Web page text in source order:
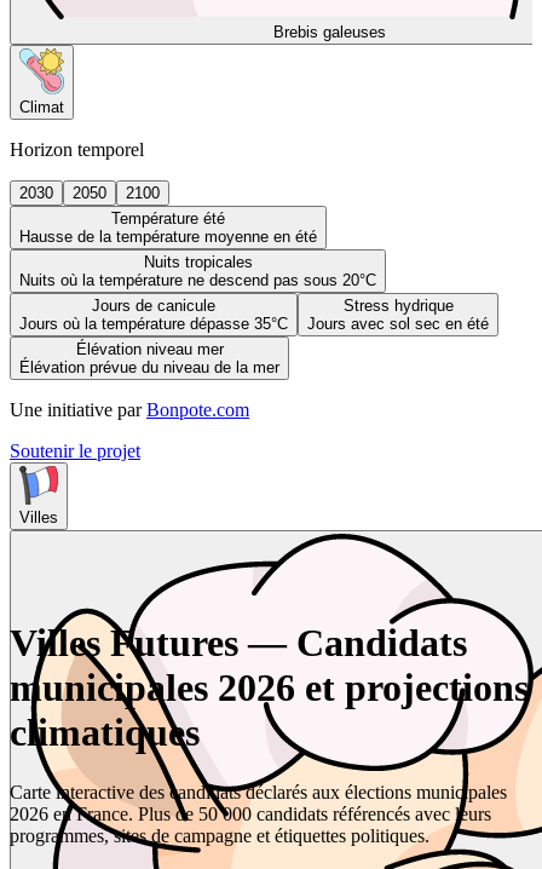
Brebis galeuses
Climat
Horizon temporel
2030 2050
2100
Température été
Hausse de la température moyenne en été
Nuits tropicales
Nuits où la température ne descend pas sous 20°C
Jours de canicule
Jours où la température dépasse 35°C
Stress hydrique
Jours avec sol sec en été
Élévation niveau mer
Élévation prévue du niveau de la mer
Une initiative par Bonpote.com
Soutenir le projet
Villes
Villes Futures — Candidats
municipales 2026 et projections
climatiques
Carte interactive des candidats déclarés aux élections municipales
2026 en France. Plus de 50 000 candidats référencés avec leurs
programmes, sites de campagne et étiquettes politiques.